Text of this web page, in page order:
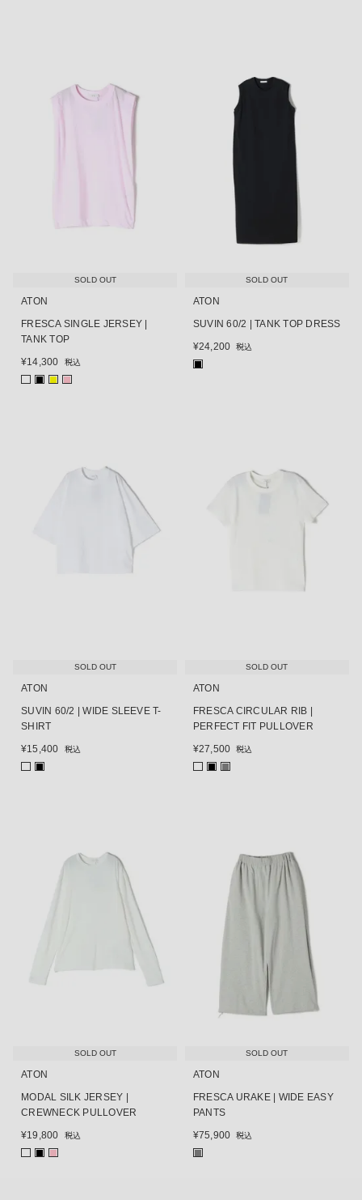
SOLD OUT
ATON
FRESCA SINGLE JERSEY |
TANK TOP
¥14,300 税込
SOLD OUT
ATON
SUVIN 60/2 | TANK TOP DRESS
¥24,200 税込
SOLD OUT
ATON
SUVIN 60/2 | WIDE SLEEVE T-
SHIRT
¥15,400 税込
■
SOLD OUT
ATON
FRESCA CIRCULAR RIB |
PERFECT FIT PULLOVER
¥27,500 税込
■ ■
SOLD OUT
ATON
MODAL SILK JERSEY |
CREWNECK PULLOVER
¥19,800 税込
■ ■
SOLD OUT
ATON
FRESCA URAKE | WIDE EASY
PANTS
¥75,900 税込
■